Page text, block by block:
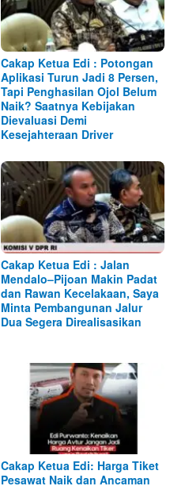
Cakap Ketua Edi : Potongan
Aplikasi Turun Jadi 8 Persen,
Tapi Penghasilan Ojol Belum
Naik? Saatnya Kebijakan
Dievaluasi Demi
Kesejahteraan Driver
Cakap Ketua Edi : Jalan
Mendalo–Pijoan Makin Padat
dan Rawan Kecelakaan, Saya
Minta Pembangunan Jalur
Dua Segera Direalisasikan
Cakap Ketua Edi: Harga Tiket
Pesawat Naik dan Ancaman